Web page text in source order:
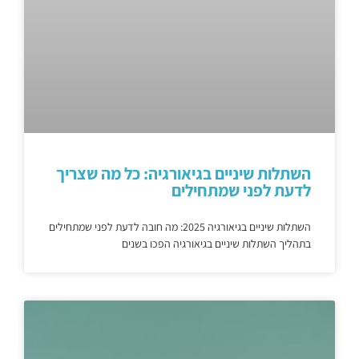
השתלות שיניים בגיאורגיה: כל מה שצריך
לדעת לפני שמתחילים
השתלות שיניים בגיאורגיה 2025: מה חובה לדעת לפני שמתחילים
בתהליך השתלות שיניים בגיאורגיה הפכו בשנים